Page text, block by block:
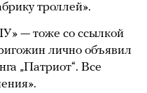
троллей».
— тоже со ссылкой
лично объявил
„Патриот“. Все